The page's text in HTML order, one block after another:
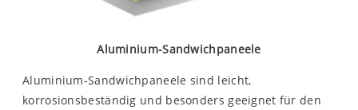
Aluminium-Sandwichpaneele
Aluminium-Sandwichpaneele sind leicht,
korrosionsbeständig und besonders geeignet für den